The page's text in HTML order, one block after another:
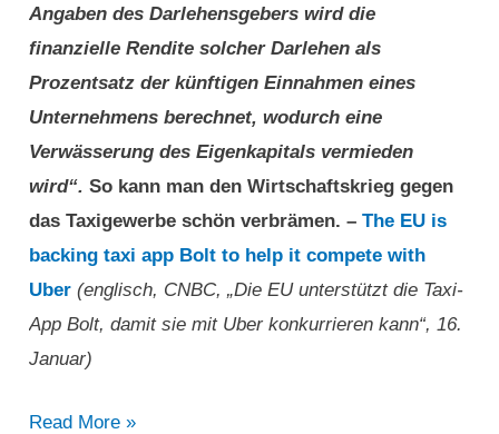
Angaben des Darlehensgebers wird die
finanzielle Rendite solcher Darlehen als
Prozentsatz der künftigen Einnahmen eines
Unternehmens berechnet, wodurch eine
Verwässerung des Eigenkapitals vermieden
wird“. So kann man den Wirtschaftskrieg gegen
das Taxigewerbe schön verbrämen. –The EU is
backing taxi app Bolt to help it compete with
Uber (englisch, CNBC, „Die EU unterstützt die Taxi-
App Bolt, damit sie mit Uber konkurrieren kann“, 16.
Januar)
Die
Read More »